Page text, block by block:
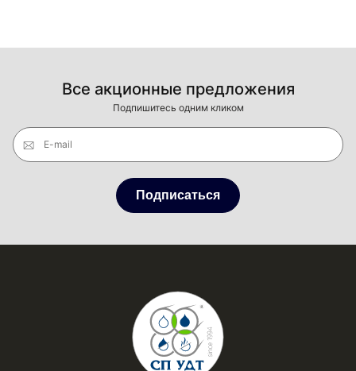
Все акционные предложения
Подпишитесь одним кликом
E-mail
Подписаться